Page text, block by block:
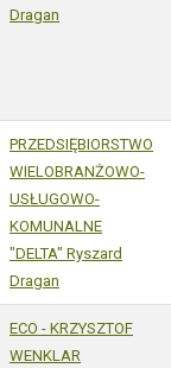
Dragan
PRZEDSIĘBIORSTWO
WIELOBRANŻOWO-
USŁUGOWO-
KOMUNALNE
"DELTA" Ryszard
Dragan
ECO - KRZYSZTOF
WENKLAR